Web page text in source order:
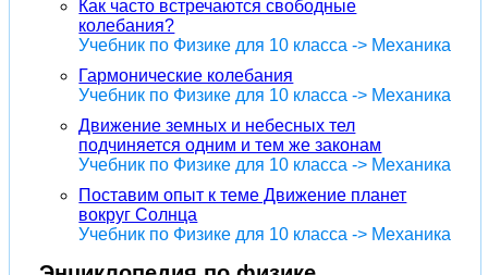
Как часто встречаются свободные
колебания?
Учебник по Физике для 10 класса -> Механика
Гармонические колебания
Учебник по Физике для 10 класса -> Механика
Движение земных и небесных тел
подчиняется одним и тем же законам
Учебник по Физике для 10 класса -> Механика
Поставим опыт к теме Движение планет
вокруг Солнца
Учебник по Физике для 10 класса -> Механика